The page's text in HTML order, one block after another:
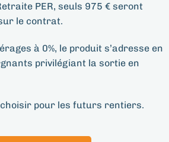
PER, seuls 975 € seront
le contrat.
à 0%, le produit s’adresse en
privilégiant la sortie en
choisir pour les futurs rentiers.